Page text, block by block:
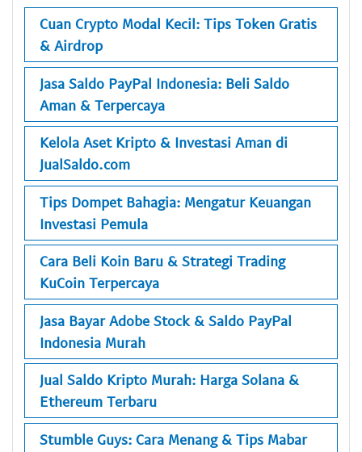
Cuan Crypto Modal Kecil: Tips Token Gratis
& Airdrop
Jasa Saldo PayPal Indonesia: Beli Saldo
Aman & Terpercaya
Kelola Aset Kripto & Investasi Aman di
JualSaldo.com
Tips Dompet Bahagia: Mengatur Keuangan
Investasi Pemula
Cara Beli Koin Baru & Strategi Trading
KuCoin Terpercaya
Jasa Bayar Adobe Stock & Saldo PayPal
Indonesia Murah
Jual Saldo Kripto Murah: Harga Solana &
Ethereum Terbaru
Stumble Guys: Cara Menang & Tips Mabar